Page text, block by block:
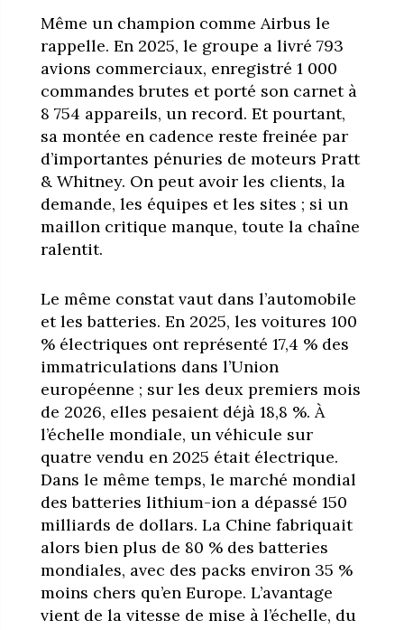
Même un champion comme Airbus le
rappelle. En 2025, le groupe a livré 793
avions commerciaux, enregistré 1 000
commandes brutes et porté son carnet à
8 754 appareils, un record. Et pourtant,
sa montée en cadence reste freinée par
d’importantes pénuries de moteurs Pratt
& Whitney. On peut avoir les clients, la
demande, les équipes et les sites ; si un
maillon critique manque, toute la chaîne
ralentit.
Le même constat vaut dans l’automobile
et les batteries. En 2025, les voitures 100
% électriques ont représenté 17,4 % des
immatriculations dans l’Union
européenne ; sur les deux premiers mois
de 2026, elles pesaient déjà 18,8 %. À
l’échelle mondiale, un véhicule sur
quatre vendu en 2025 était électrique.
Dans le même temps, le marché mondial
des batteries lithium-ion a dépassé 150
milliards de dollars. La Chine fabriquait
alors bien plus de 80 % des batteries
mondiales, avec des packs environ 35 %
moins chers qu’en Europe. L’avantage
vient de la vitesse de mise à l’échelle, du